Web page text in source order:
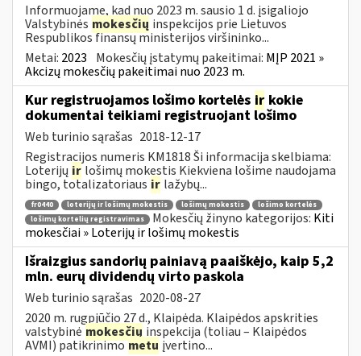
Informuojame, kad nuo 2023 m. sausio 1 d. įsigaliojo
Valstybinės mokesčių inspekcijos prie Lietuvos
Respublikos finansų ministerijos viršininko...
Metai: 2023 Mokesčių įstatymų pakeitimai: MĮP 2021 »
Akcizų mokesčių pakeitimai nuo 2023 m.
Kur registruojamos lošimo kortelės ir kokie
dokumentai teikiami registruojant lošimo
Web turinio sąrašas 2018-12-17
Registracijos numeris KM1818 Ši informacija skelbiama:
Loterijų ir lošimų mokestis Kiekviena lošime naudojama
bingo, totalizatoriaus ir lažybų...
fr0440 loterijų ir lošimų mokestis lošimų mokestis
lošimo kortelės
lošimų kortelių registravimas
Mokesčių žinyno kategorijos: Kiti
mokesčiai » Loterijų ir lošimų mokestis
Išraizgius sandorių painiavą paaiškėjo, kaip 5,2
mln. eurų dividendų virto paskola
Web turinio sąrašas 2020-08-27
2020 m. rugpjūčio 27 d., Klaipėda. Klaipėdos apskrities
valstybinė mokesčių inspekcija (toliau – Klaipėdos
AVMI) patikrinimometu įvertino...